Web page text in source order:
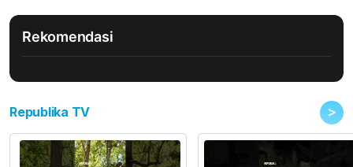
Rekomendasi
Republika TV >